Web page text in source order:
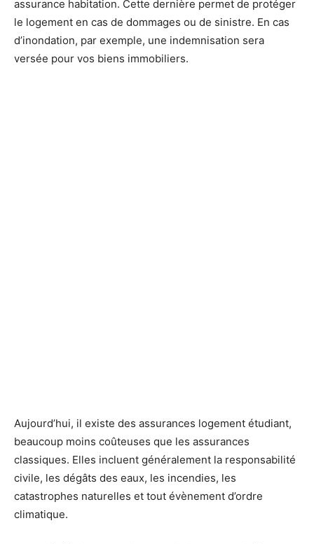
assurance habitation. Cette dernière permet de protéger
le logement en cas de dommages ou de sinistre. En cas
d’inondation, par exemple, une indemnisation sera
versée pour vos biens immobiliers.
Aujourd’hui, il existe des assurances logement étudiant,
beaucoup moins coûteuses que les assurances
classiques. Elles incluent généralement la responsabilité
civile, les dégâts des eaux, les incendies, les
catastrophes naturelles et tout évènement d’ordre
climatique.